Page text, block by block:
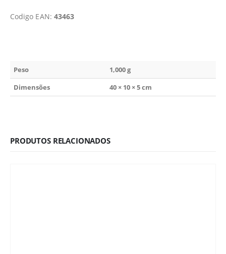
Codigo EAN: 43463
Peso
1,000 g
Dimensões
40 × 10 × 5 cm
PRODUTOS RELACIONADOS